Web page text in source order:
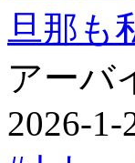
旦那も
アーバ
2026-1-